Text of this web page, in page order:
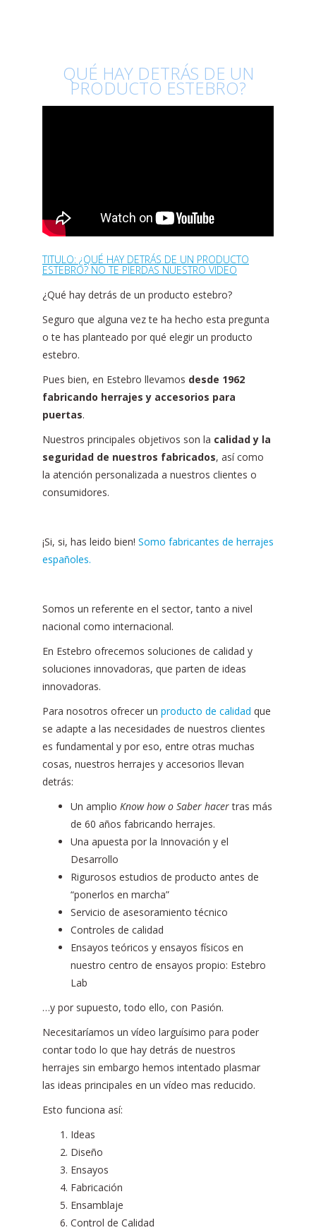
QUÉ HAY DETRÁS DE UN
PRODUCTO ESTEBRO?
TITULO: ¿QUÉ HAY DETRÁS DE UN PRODUCTO
ESTEBRO? NO TE PIERDAS NUESTRO VIDEO
¿Qué hay detrás de un producto estebro?
Seguro que alguna vez te ha hecho esta pregunta
o te has planteado por qué elegir un producto
estebro.
Pues bien, en Estebro llevamos desde 1962
fabricando herrajes y accesorios para
puertas.
Nuestros principales objetivos son la calidad y la
seguridad de nuestros fabricados, así como
la atención personalizada a nuestros clientes o
consumidores.
¡Si, si, has leido bien! Somo fabricantes de herrajes
españoles.
Somos un referente en el sector, tanto a nivel
nacional como internacional.
En Estebro ofrecemos soluciones de calidad y
soluciones innovadoras, que parten de ideas
innovadoras.
Para nosotros ofrecer un producto de calidad que
se adapte a las necesidades de nuestros clientes
es fundamental y por eso, entre otras muchas
cosas, nuestros herrajes y accesorios llevan
detrás:
Un amplio Know how o Saber hacertras más
de 60 años fabricando herrajes.
Una apuesta por la Innovación y el
Desarrollo
Rigurosos estudios de producto antes de
“ponerlos en marcha”
Servicio de asesoramiento técnico
Controles de calidad
Ensayos teóricos y ensayos físicos en
nuestro centro de ensayos propio: Estebro
Lab
…y por supuesto, todo ello, con Pasión.
Necesitaríamos un vídeo larguísimo para poder
contar todo lo que hay detrás de nuestros
herrajes sin embargo hemos intentado plasmar
las ideas principales en un vídeo mas reducido.
Esto funciona así:
Ideas
Diseño
Ensayos
Fabricación
Ensamblaje
Control de Calidad